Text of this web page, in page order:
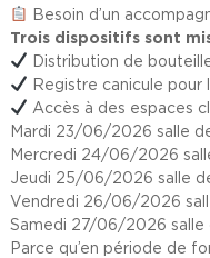
Besoin d’un
Trois dispositifs sont
Distribution de
Registre canicule pour
Accès à des espaces
Mardi 23/06/2026 salle
Mercredi 24/06/2026
Jeudi 25/06/2026 salle
Vendredi 26/06/2026
Samedi 27/06/2026 salle
Parce qu’en période de